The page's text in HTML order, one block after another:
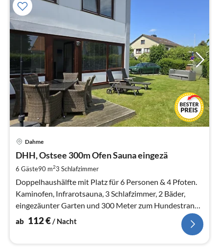
Dahme
DHH, Ostsee 300m Ofen Sauna eingezä
6 Gäste90 m23 Schlafzimmer
Doppelhaushälfte mit Platz für 6 Personen & 4 Pfoten.
Kaminofen, Infrarotsauna, 3 Schlafzimmer, 2 Bäder,
eingezäunter Garten und 300 Meter zum Hundestrand
& zur Promenade in Dahme
ab 112€ / Nacht